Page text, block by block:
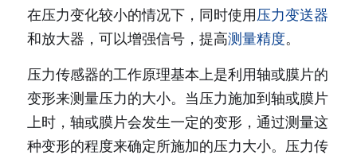
在压力变化较小的情况下，同时使用 压力变送器
和放大器，可以增强信号，提高测量精度。
压力传感器的工作原理基本上是利用轴或膜片的
变形来测量压力的大小。当压力施加到轴或膜片
上时，轴或膜片会发生一定的变形，通过测量这
种变形的程度来确定所施加的压力大小。压力传